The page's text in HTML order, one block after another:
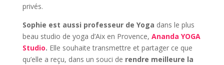
privés.
Sophie est aussi professeur de Yoga dans le plus
beau studio de yoga d’Aix en Provence, Ananda YOGA
Studio. Elle souhaite transmettre et partager ce que
qu’elle a reçu, dans un souci de rendre meilleure la